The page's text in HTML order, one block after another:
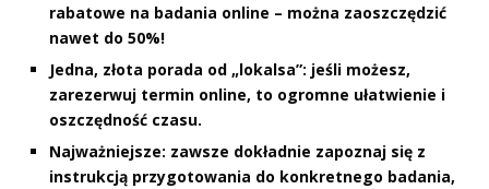
rabatowe na badania online – można zaoszczędzić
nawet do 50%!
Jedna, złota porada od „lokalsa”: jeśli możesz,
zarezerwuj termin online, to ogromne ułatwienie i
oszczędność czasu.
Najważniejsze: zawsze dokładnie zapoznaj się z
instrukcją przygotowania do konkretnego badania,